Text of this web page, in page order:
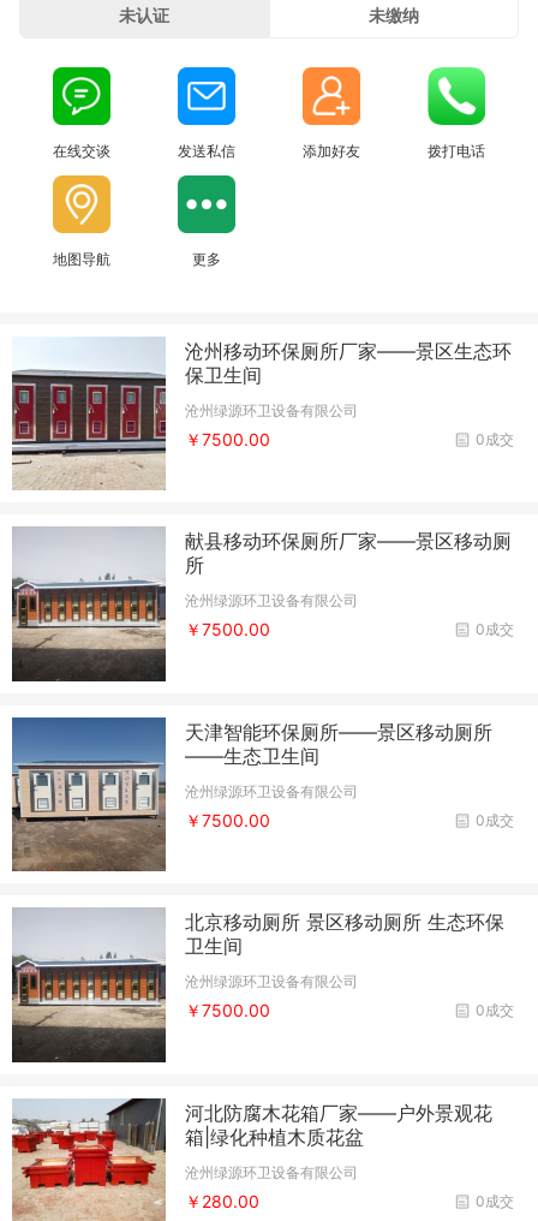
未认证 未缴纳
在线交谈 发送私信 添加好友 拨打电话
地图导航 更多
沧州移动环保厕所厂家——景区生态环
保卫生间
沧州绿源环卫设备有限公司
0成交
￥7500.00
献县移动环保厕所厂家——景区移动厕
所
沧州绿源环卫设备有限公司
0成交
￥7500.00
天津智能环保厕所——景区移动厕所
——生态卫生间
沧州绿源环卫设备有限公司
0成交
￥7500.00
北京移动厕所 景区移动厕所 生态环保
卫生间
沧州绿源环卫设备有限公司
0成交
￥7500.00
河北防腐木花箱厂家——户外景观花
箱|绿化种植木质花盆
沧州绿源环卫设备有限公司
0成交
￥280.00